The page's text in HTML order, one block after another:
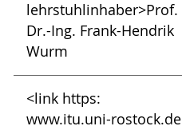
lehrstuhlinhaber>Prof.
Dr.-Ing. Frank-Hendrik
Wurm
<link https:
www.itu.uni-rostock.de